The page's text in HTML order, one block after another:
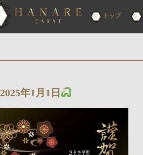
トップ
2025年1月1日